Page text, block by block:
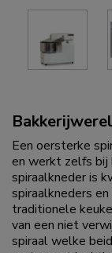
Een oersterke
en werkt zelfs bij
spiraalkneder is
spiraalkneders
traditionele
van een niet
spiraal welke